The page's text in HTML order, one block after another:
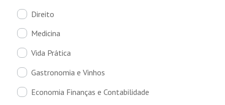
Direito
Medicina
Vida Prática
Gastronomia e Vinhos
Economia Finanças e Contabilidade